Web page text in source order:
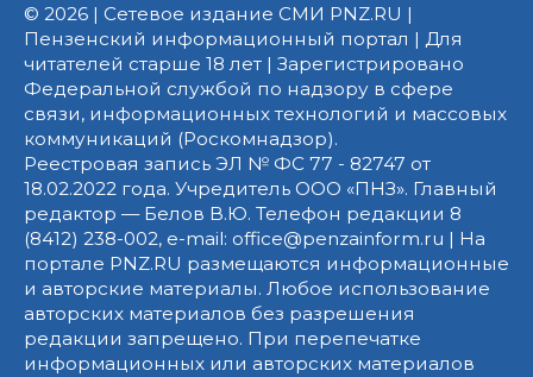
© 2026 | Сетевое издание СМИ PNZ.RU |
Пензенский информационный портал | Для
читателей старше 18 лет | Зарегистрировано
Федеральной службой по надзору в сфере
связи, информационных технологий и массовых
коммуникаций (Роскомнадзор).
Реестровая запись ЭЛ № ФС 77 - 82747 от
18.02.2022 года. Учредитель ООО «ПНЗ». Главный
редактор — Белов В.Ю. Телефон редакции 8
(8412) 238-002, e-mail: office@penzainform.ru | На
портале PNZ.RU размещаются информационные
и авторские материалы. Любое использование
авторских материалов без разрешения
редакции запрещено. При перепечатке
информационных или авторских материалов